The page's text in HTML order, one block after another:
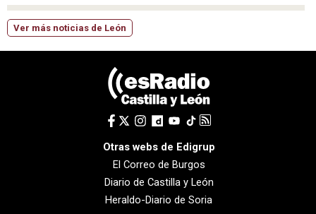
Ver más noticias de León
Otras webs de Edigrup
El Correo de Burgos
Diario de Castilla y León
Heraldo-Diario de Soria